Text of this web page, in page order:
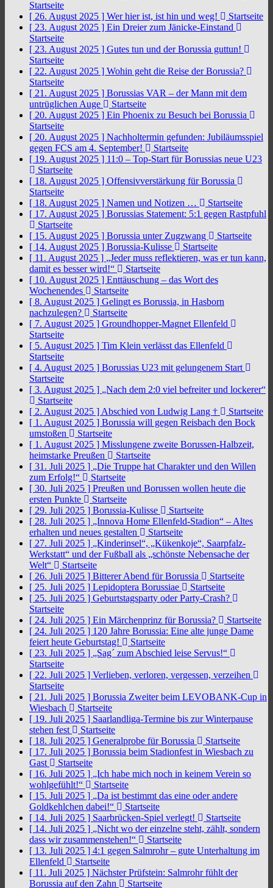
Startseite
[ 26. August 2025 ] Wer hier ist, ist hin und weg!
Startseite
[ 23. August 2025 ] Ein Dreier zum Jänicke-Einstand
Startseite
[ 23. August 2025 ] Gutes tun und der Borussia guttun!
Startseite
[ 22. August 2025 ] Wohin geht die Reise der Borussia?
Startseite
[ 21. August 2025 ] Borussias VAR – der Mann mit dem
untrüglichen Auge
Startseite
[ 20. August 2025 ] Ein Phoenix zu Besuch bei Borussia
Startseite
[ 20. August 2025 ] Nachholtermin gefunden: Jubiläumsspiel
gegen FCS am 4. September!
Startseite
[ 19. August 2025 ] 11:0 – Top-Start für Borussias neue U23
Startseite
[ 18. August 2025 ] Offensivverstärkung für Borussia
Startseite
[ 18. August 2025 ] Namen und Notizen …
Startseite
[ 17. August 2025 ] Borussias Statement: 5:1 gegen Rastpfuhl
Startseite
[ 15. August 2025 ] Borussia unter Zugzwang
Startseite
[ 14. August 2025 ] Borussia-Kulisse
Startseite
[ 11. August 2025 ] „Jeder muss reflektieren, was er tun kann,
damit es besser wird!“
Startseite
[ 10. August 2025 ] Enttäuschung – das Wort des
Wochenendes
Startseite
[ 8. August 2025 ] Gelingt es Borussia, in Hasborn
nachzulegen?
Startseite
[ 7. August 2025 ] Groundhopper-Magnet Ellenfeld
Startseite
[ 5. August 2025 ] Tim Klein verlässt das Ellenfeld
Startseite
[ 4. August 2025 ] Borussias U23 mit gelungenem Start
Startseite
[ 3. August 2025 ] „Nach dem 2:0 viel befreiter und lockerer“
Startseite
[ 2. August 2025 ] Abschied von Ludwig Lang †
Startseite
[ 1. August 2025 ] Borussia will gegen Reisbach den Bock
umstoßen
Startseite
[ 1. August 2025 ] Misslungene zweite Borussen-Halbzeit,
heimstarke Preußen
Startseite
[ 31. Juli 2025 ] „Die Truppe hat Charakter und den Willen
zum Erfolg!“
Startseite
[ 30. Juli 2025 ] Preußen und Borussen wollen heute die
ersten Punkte
Startseite
[ 29. Juli 2025 ] Borussia-Kulisse
Startseite
[ 28. Juli 2025 ] „Innova Home Ellenfeld-Stadion“ – Altes
erhalten und neues gestalten
Startseite
[ 27. Juli 2025 ] „Kinderinsel“, „Kükenkoje“, Saarpfalz-
Werkstatt“ und der Fußball als „schönste Nebensache der
Welt“
Startseite
[ 26. Juli 2025 ] Bitterer Abend für Borussia
Startseite
[ 25. Juli 2025 ] Lepidoptera Borussiae
Startseite
[ 25. Juli 2025 ] Geburtstagsparty oder Party-Crash?
Startseite
[ 24. Juli 2025 ] Ein Märchenprinz für Borussia?
Startseite
[ 24. Juli 2025 ] 120 Jahre Borussia: Eine alte junge Dame
feiert heute Geburtstag!
Startseite
[ 23. Juli 2025 ] „Sag´ zum Abschied leise Servus!“
Startseite
[ 22. Juli 2025 ] Verlieben, verloren, vergessen, verzeihen
Startseite
[ 21. Juli 2025 ] Borussia Zweiter beim LEVOBANK-Cup in
Wiesbach
Startseite
[ 19. Juli 2025 ] Saarlandliga-Termine bis zur Winterpause
stehen fest
Startseite
[ 18. Juli 2025 ] Generalprobe für Borussia
Startseite
[ 17. Juli 2025 ] Borussia beim Stadionfest in Wiesbach zu
Gast
Startseite
[ 16. Juli 2025 ] „Ich habe mich noch in keinem Verein so
wohlgefühlt!“
Startseite
[ 15. Juli 2025 ] „Da ist bestimmt das eine oder andere
Goldkehlchen dabei!“
Startseite
[ 14. Juli 2025 ] Saarbrücken-Spiel verlegt!
Startseite
[ 14. Juli 2025 ] „Nicht wo der einzelne steht, zählt, sondern
dass wir zusammenstehen!“
Startseite
[ 13. Juli 2025 ] 4:1 gegen Salmrohr – gute Unterhaltung im
Ellenfeld
Startseite
[ 11. Juli 2025 ] Nächster Prüfstein: Salmrohr fühlt der
Borussia auf den Zahn
Startseite